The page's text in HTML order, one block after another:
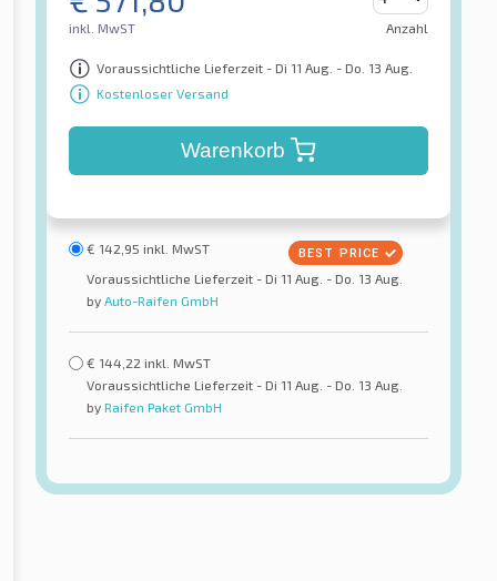
inkl. MwST Anzahl
Voraussichtliche Lieferzeit - Di 11 Aug. - Do. 13 Aug.
Kostenloser Versand
Warenkorb
€ 142,95 inkl. MwST
Voraussichtliche Lieferzeit - Di 11 Aug. - Do. 13 Aug.
by Auto-Raifen GmbH
€ 144,22 inkl. MwST
Voraussichtliche Lieferzeit - Di 11 Aug. - Do. 13 Aug.
by Raifen Paket GmbH